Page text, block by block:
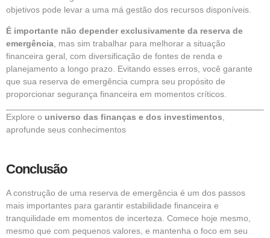
objetivos pode levar a uma má gestão dos recursos disponíveis.
É importante não depender exclusivamente da reserva de
emergência, mas sim trabalhar para melhorar a situação
financeira geral, com diversificação de fontes de renda e
planejamento a longo prazo. Evitando esses erros, você garante
que sua reserva de emergência cumpra seu propósito de
proporcionar segurança financeira em momentos críticos.
Explore o universo das finanças e dos investimentos
aprofunde seus conhecimentos
Conclusão
A construção de uma reserva de emergência é um dos passos
mais importantes para garantir estabilidade financeira e
tranquilidade em momentos de incerteza. Comece hoje mesmo,
mesmo que com pequenos valores, e mantenha o foco em seu